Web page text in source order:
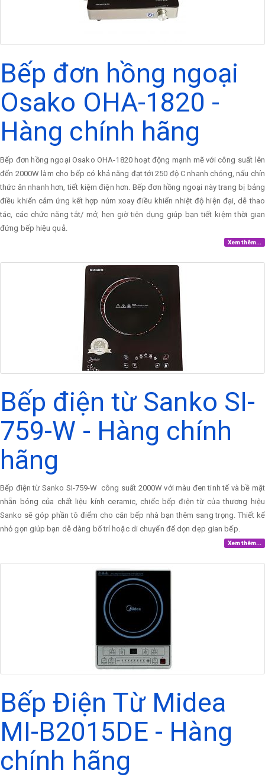
Bếp đơn hồng ngoại
Osako OHA-1820 -
Hàng chính hãng
Bếp đơn hồng ngoại Osako OHA-1820 hoạt động mạnh mẽ với công suất lên
đến 2000W làm cho bếp có khả năng đạt tới 250 độ C nhanh chóng, nấu chín
thức ăn nhanh hơn, tiết kiệm điện hơn. Bếp đơn hồng ngoại này trang bị bảng
điều khiển cảm ứng kết hợp núm xoay điều khiển nhiệt độ hiện đại, dễ thao
tác, các chức năng tắt/ mở, hẹn giờ tiện dụng giúp bạn tiết kiệm thời gian
đứng bếp hiệu quả.
Xem thêm...
Bếp điện từ Sanko SI-
759-W - Hàng chính
hãng
Bếp điện từ Sanko SI-759-W công suất 2000W với màu đen tinh tế và bề mặt
nhẵn bóng của chất liệu kính ceramic, chiếc bếp điện từ của thương hiệu
Sanko sẽ góp phần tô điểm cho căn bếp nhà bạn thêm sang trọng. Thiết kế
nhỏ gọn giúp bạn dễ dàng bố trí hoặc di chuyển để dọn dẹp gian bếp.
Xem thêm...
Bếp Điện Từ Midea
MI-B2015DE - Hàng
chính hãng